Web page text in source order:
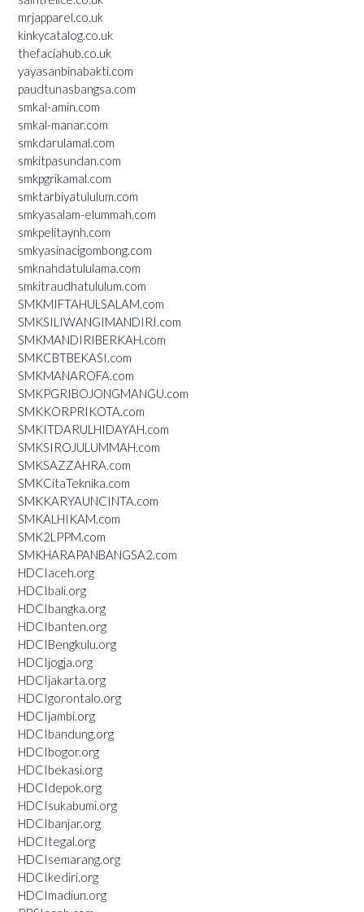
mrjapparel.co.uk
kinkycatalog.co.uk
thefaciahub.co.uk
yayasanbinabakti.com
paudtunasbangsa.com
smkal-amin.com
smkal-manar.com
smkdarulamal.com
smkitpasundan.com
smkpgrikamal.com
smktarbiyatululum.com
smkyasalam-elummah.com
smkpelitaynh.com
smkyasinacigombong.com
smknahdatululama.com
smkitraudhatululum.com
SMKMIFTAHULSALAM.com
SMKSILIWANGIMANDIRI.com
SMKMANDIRIBERKAH.com
SMKCBTBEKASI.com
SMKMANAROFA.com
SMKPGRIBOJONGMANGU.com
SMKKORPRIKOTA.com
SMKITDARULHIDAYAH.com
SMKSIROJULUMMAH.com
SMKSAZZAHRA.com
SMKCitaTeknika.com
SMKKARYAUNCINTA.com
SMKALHIKAM.com
SMK2LPPM.com
SMKHARAPANBANGSA2.com
HDCIaceh.org
HDCIbali.org
HDCIbangka.org
HDCIbanten.org
HDCIBengkulu.org
HDCIjogja.org
HDCIjakarta.org
HDCIgorontalo.org
HDCIjambi.org
HDCIbandung.org
HDCIbogor.org
HDCIbekasi.org
HDCIdepok.org
HDCIsukabumi.org
HDCIbanjar.org
HDCItegal.org
HDCIsemarang.org
HDCIkediri.org
HDCImadiun.org